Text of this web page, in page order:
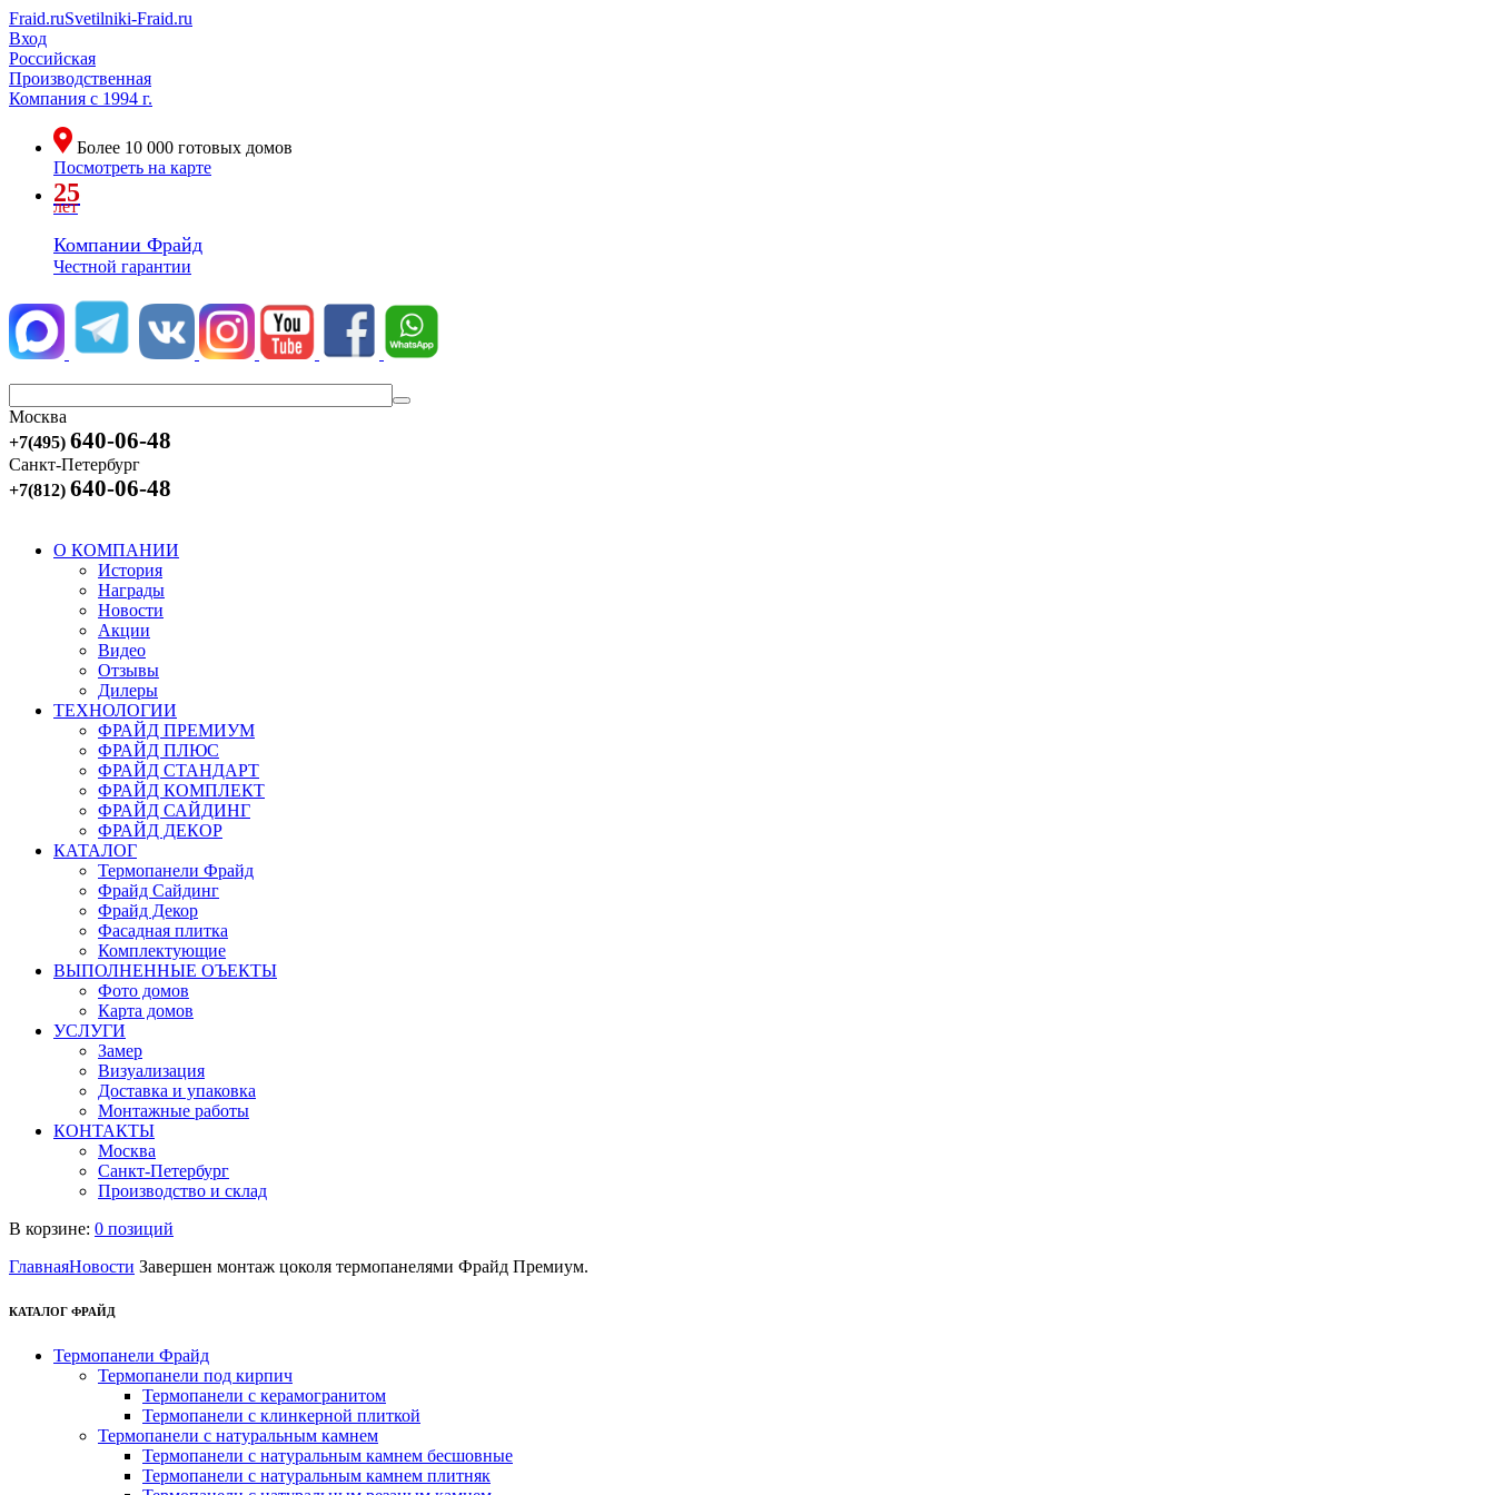
Fraid.ruSvetilniki-Fraid.ru
Вход
Российская
Производственная
Компания с 1994 г.
Более 10 000 готовых домов
Посмотреть на карте
25
лет
Компании Фрайд
Честной гарантии
Москва
+7(495) 640-06-48
Санкт-Петербург
+7(812) 640-06-48
О КОМПАНИИ
История
Награды
Новости
Акции
Видео
Отзывы
Дилеры
ТЕХНОЛОГИИ
ФРАЙД ПРЕМИУМ
ФРАЙД ПЛЮС
ФРАЙД СТАНДАРТ
ФРАЙД КОМПЛЕКТ
ФРАЙД САЙДИНГ
ФРАЙД ДЕКОР
КАТАЛОГ
Термопанели Фрайд
Фрайд Сайдинг
Фрайд Декор
Фасадная плитка
Комплектующие
ВЫПОЛНЕННЫЕ ОЪЕКТЫ
Фото домов
Карта домов
УСЛУГИ
Замер
Визуализация
Доставка и упаковка
Монтажные работы
КОНТАКТЫ
Москва
Санкт-Петербург
Производство и склад
В корзине: 0 позиций
ГлавнаяНовости Завершен монтаж цоколя термопанелями Фрайд Премиум.
КАТАЛОГ ФРАЙД
Термопанели Фрайд
Термопанели под кирпич
Термопанели с керамогранитом
Термопанели с клинкерной плиткой
Термопанели с натуральным камнем
Термопанели с натуральным камнем бесшовные
Термопанели с натуральным камнем плитняк